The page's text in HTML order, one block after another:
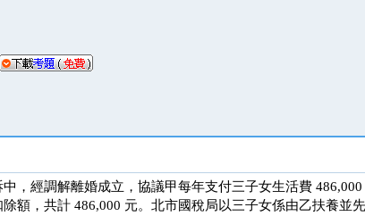
，經調解離婚成立，協議甲每年支付三子女生活費
額，共計 486,000 元。北市國稅局以三子女係由乙扶養並